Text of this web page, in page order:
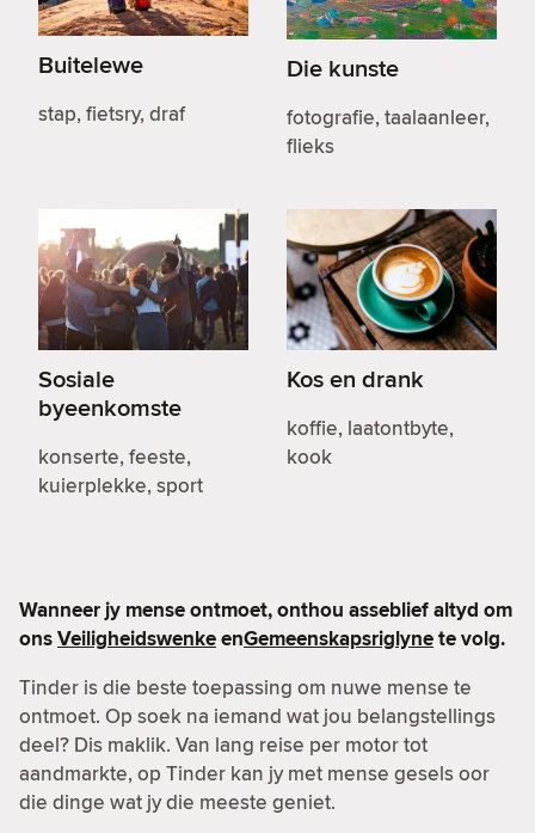
Buitelewe
stap, fietsry, draf
Die kunste
fotografie, taalaanleer,
flieks
Sosiale
byeenkomste
konserte, feeste,
kuierplekke, sport
Kos en drank
koffie, laatontbyte,
kook
Wanneer jy mense ontmoet, onthou asseblief altyd om
onsVeiligheidswenkeenGemeenskapsriglynete volg.
Tinder is die beste toepassing om nuwe mense te
ontmoet. Op soek na iemand wat jou belangstellings
deel? Dis maklik. Van lang reise per motor tot
aandmarkte, op Tinder kan jy met mense gesels oor
die dinge wat jy die meeste geniet.